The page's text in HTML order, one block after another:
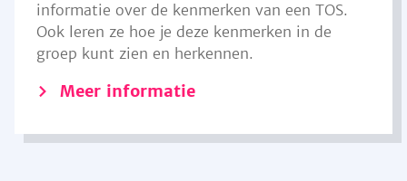
informatie over de kenmerken van een TOS.
Ook leren ze hoe je deze kenmerken in de
groep kunt zien en herkennen.
Meer informatie